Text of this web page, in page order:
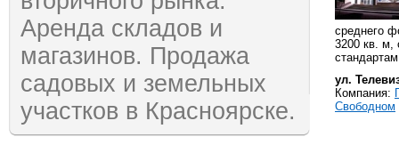
Аренда складов и
магазинов. Продажа
садовых и земельных
участков в Красноярске.
среднего
3200 кв. м,
ул.
Компания:
Свободном